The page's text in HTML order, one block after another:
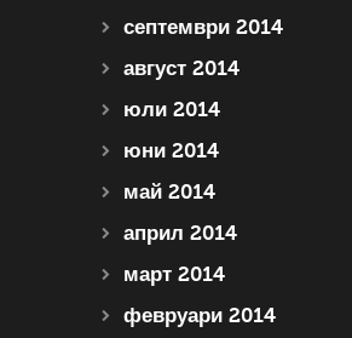
септември 2014
август 2014
юли 2014
юни 2014
май 2014
април 2014
март 2014
февруари 2014